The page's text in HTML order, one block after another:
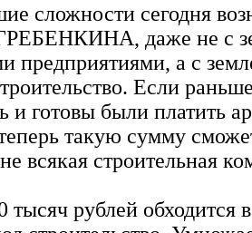
сложности сегодня
даже не с
а с
Если
и готовы были платить
такую сумму
всякая строительная
рублей обходится